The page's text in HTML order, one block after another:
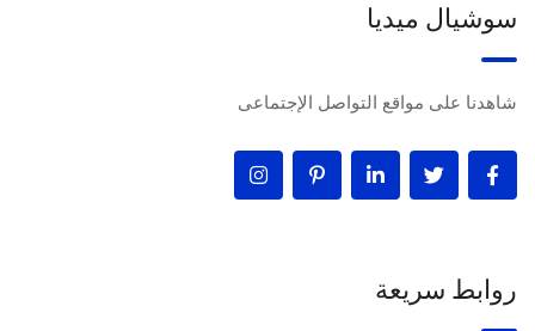
سوشيال ميديا
شاهدنا على مواقع التواصل الإجتماعى
روابط سريعة